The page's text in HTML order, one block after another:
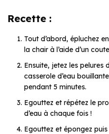
Recette :
Tout d’abord, épluchez
la chair à l’aide d’un
Ensuite, jetez les pelures
casserole d’eau
pendant 5 minutes.
Egouttez et répétez le
d’eau à chaque fois !
Egouttez et épongez